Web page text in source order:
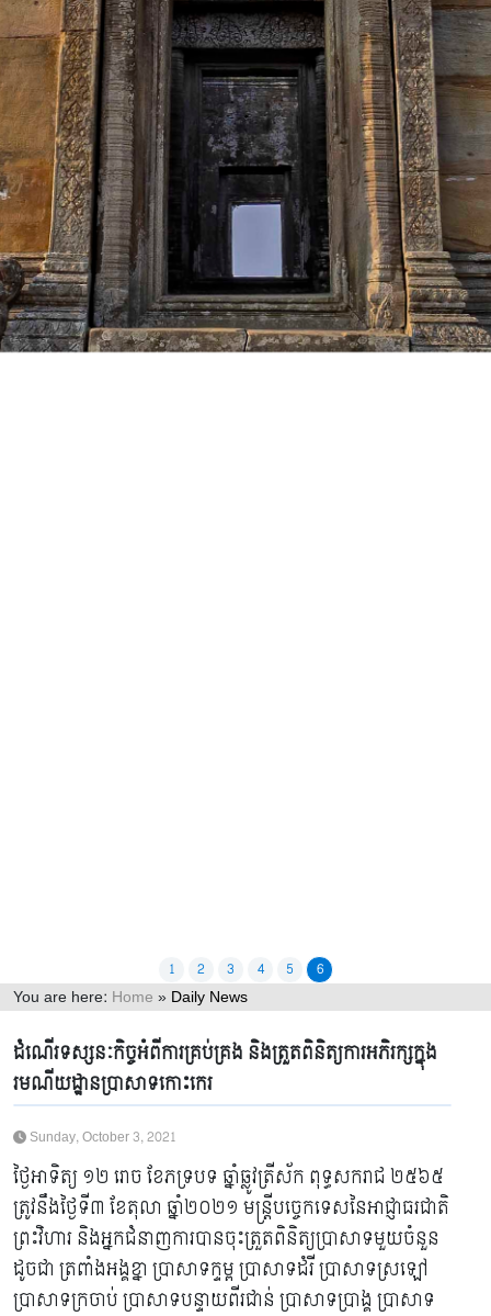
1 2 3 4 5 6
You are here: Home » Daily News
ព័ត៌មានទូទៅ
2021 2022 2023 2024 2025 2026
ដំណើរទស្សនៈកិច្ចអំពីការគ្រប់គ្រង និងត្រួតពិនិត្យការអភិរក្សក្នុង
រមណីយដ្ឋានប្រាសាទកោះកេរ
Sunday, October 3, 2021
ថ្ងៃអាទិត្យ ១២ រោច ខែភទ្របទ ឆ្នាំឆ្លូវត្រីស័ក ពុទ្ធសករាជ ២៥៦៥
ត្រូវនឹងថ្ងៃទី៣ ខែតុលា ឆ្នាំ២០២១ មន្ត្រីបច្ចេកទេសនៃអាជ្ញាធរជាតិ
ព្រះវិហារ និងអ្នកជំនាញការបានចុះត្រួតពិនិត្យប្រាសាទមួយចំនួន
ដូចជា ត្រពាំងអង្គខ្នា ប្រាសាទក្ទម្ព ប្រាសាទដំរី ប្រាសាទស្រឡៅ
ប្រាសាទក្រចាប់ ប្រាសាទបន្ទាយពីរជាន់ ប្រាសាទប្រាង្គ ប្រាសាទ